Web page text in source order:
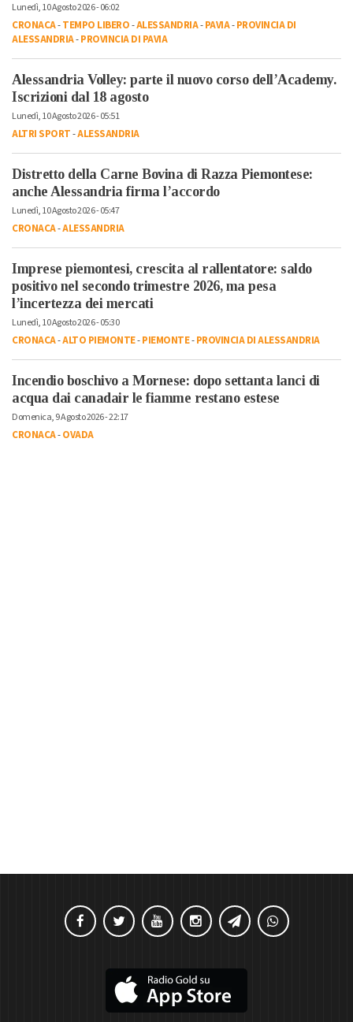
Lunedì, 10 Agosto 2026 - 06:02
CRONACA-TEMPO LIBERO-ALESSANDRIA-PAVIA-PROVINCIA DI
ALESSANDRIA-PROVINCIA DI PAVIA
Alessandria Volley: parte il nuovo corso dell’Academy.
Iscrizioni dal 18 agosto
Lunedì, 10 Agosto 2026 - 05:51
ALTRI SPORT-ALESSANDRIA
Distretto della Carne Bovina di Razza Piemontese:
anche Alessandria firma l’accordo
Lunedì, 10 Agosto 2026 - 05:47
CRONACA-ALESSANDRIA
Imprese piemontesi, crescita al rallentatore: saldo
positivo nel secondo trimestre 2026, ma pesa
l’incertezza dei mercati
Lunedì, 10 Agosto 2026 - 05:30
CRONACA-ALTO PIEMONTE-PIEMONTE-PROVINCIA DI ALESSANDRIA
Incendio boschivo a Mornese: dopo settanta lanci di
acqua dai canadair le fiamme restano estese
Domenica, 9 Agosto 2026 - 22:17
CRONACA-OVADA